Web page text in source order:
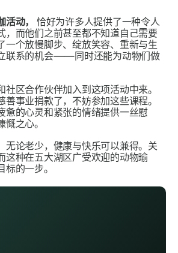
动，
恰好为许多人提供了一种令人
，而他们之前甚至都不知道自己需要
一个放慢脚步、绽放笑容、重新与生
联系的机会——同时还能为动物们做
社区合作伙伴加入到这项活动中来。
善事业捐款了，不妨参加这些课程。
惫的心灵和紧张的情绪提供一丝慰
之心。
无论老少，健康与快乐可以兼得。关
这种在五大湖区广受欢迎的动物瑜
的一步。